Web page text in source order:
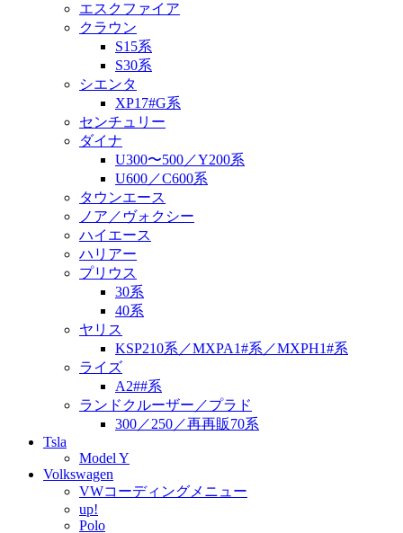
エスクファイア
クラウン
S15系
S30系
シエンタ
XP17#G系
センチュリー
ダイナ
U300〜500／Y200系
U600／C600系
タウンエース
ノア／ヴォクシー
ハイエース
ハリアー
プリウス
30系
40系
ヤリス
KSP210系／MXPA1#系／MXPH1#系
ライズ
A2##系
ランドクルーザー／プラド
300／250／再再販70系
Tsla
Model Y
Volkswagen
VWコーディングメニュー
up!
Polo